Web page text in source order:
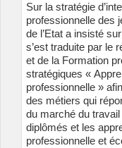
Sur la stratégie
professionnelle des
de l’Etat a insisté
s’est traduite par le
et de la Formation
stratégiques «
professionnelle »
des métiers qui
du marché du travail
diplômés et les
professionnelle et